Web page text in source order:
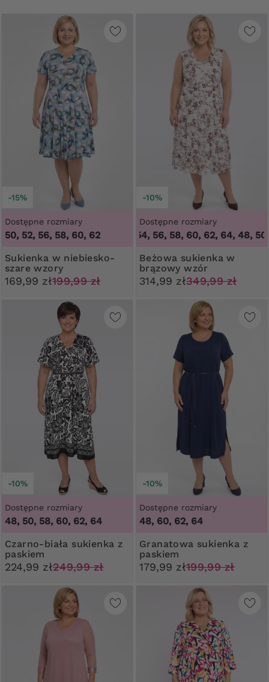
-15%
Dostępne rozmiary
50, 52, 56, 58, 60, 62
Sukienka w niebiesko-
szare wzory
169,99 zł199,99 zł
-10%
Dostępne rozmiary
48, 50, 52, 54, 56, 58, 60, 62, 64 ,48, 50,
Beżowa sukienka w
brązowy wzór
314,99 zł349,99 zł
-10%
Dostępne rozmiary
48, 50, 58, 60, 62, 64
Czarno-biała sukienka z
paskiem
224,99 zł249,99 zł
-10%
Dostępne rozmiary
48, 60, 62, 64
Granatowa sukienka z
paskiem
179,99 zł199,99 zł